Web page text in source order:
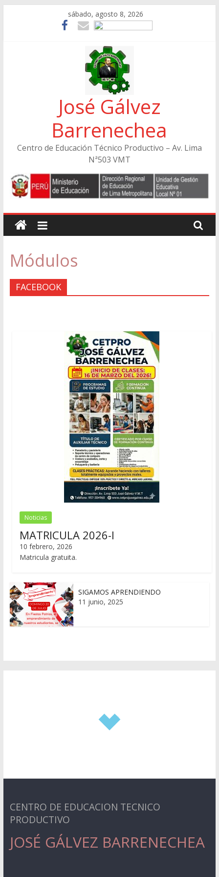
sábado, agosto 8, 2026
José Gálvez
Barrenechea
Centro de Educación Técnico Productivo – Av. Lima
Nª503 VMT
Módulos
FACEBOOK
Noticias
MATRICULA 2026-I
10 febrero, 2026
Matricula gratuita.
SIGAMOS APRENDIENDO
11 junio, 2025
CENTRO DE EDUCACION TECNICO
PRODUCTIVO
JOSÉ GÁLVEZ BARRENECHEA